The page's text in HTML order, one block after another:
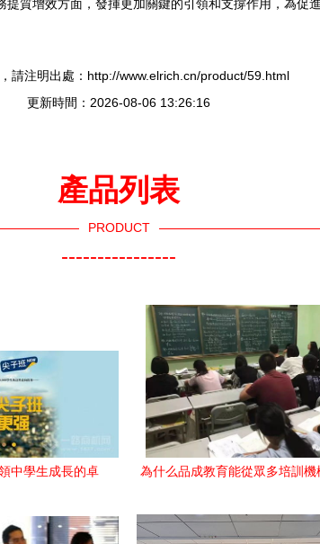
質增效方面，發揮更加關鍵的引領和支撐作用，為促
請注明出處：http://www.elrich.cn/product/59.html
更新時間：2026-08-06 13:26:16
產品列表
PRODUCT
----------------
中學生成長的卓
為什么品成教育能從眾多培訓機